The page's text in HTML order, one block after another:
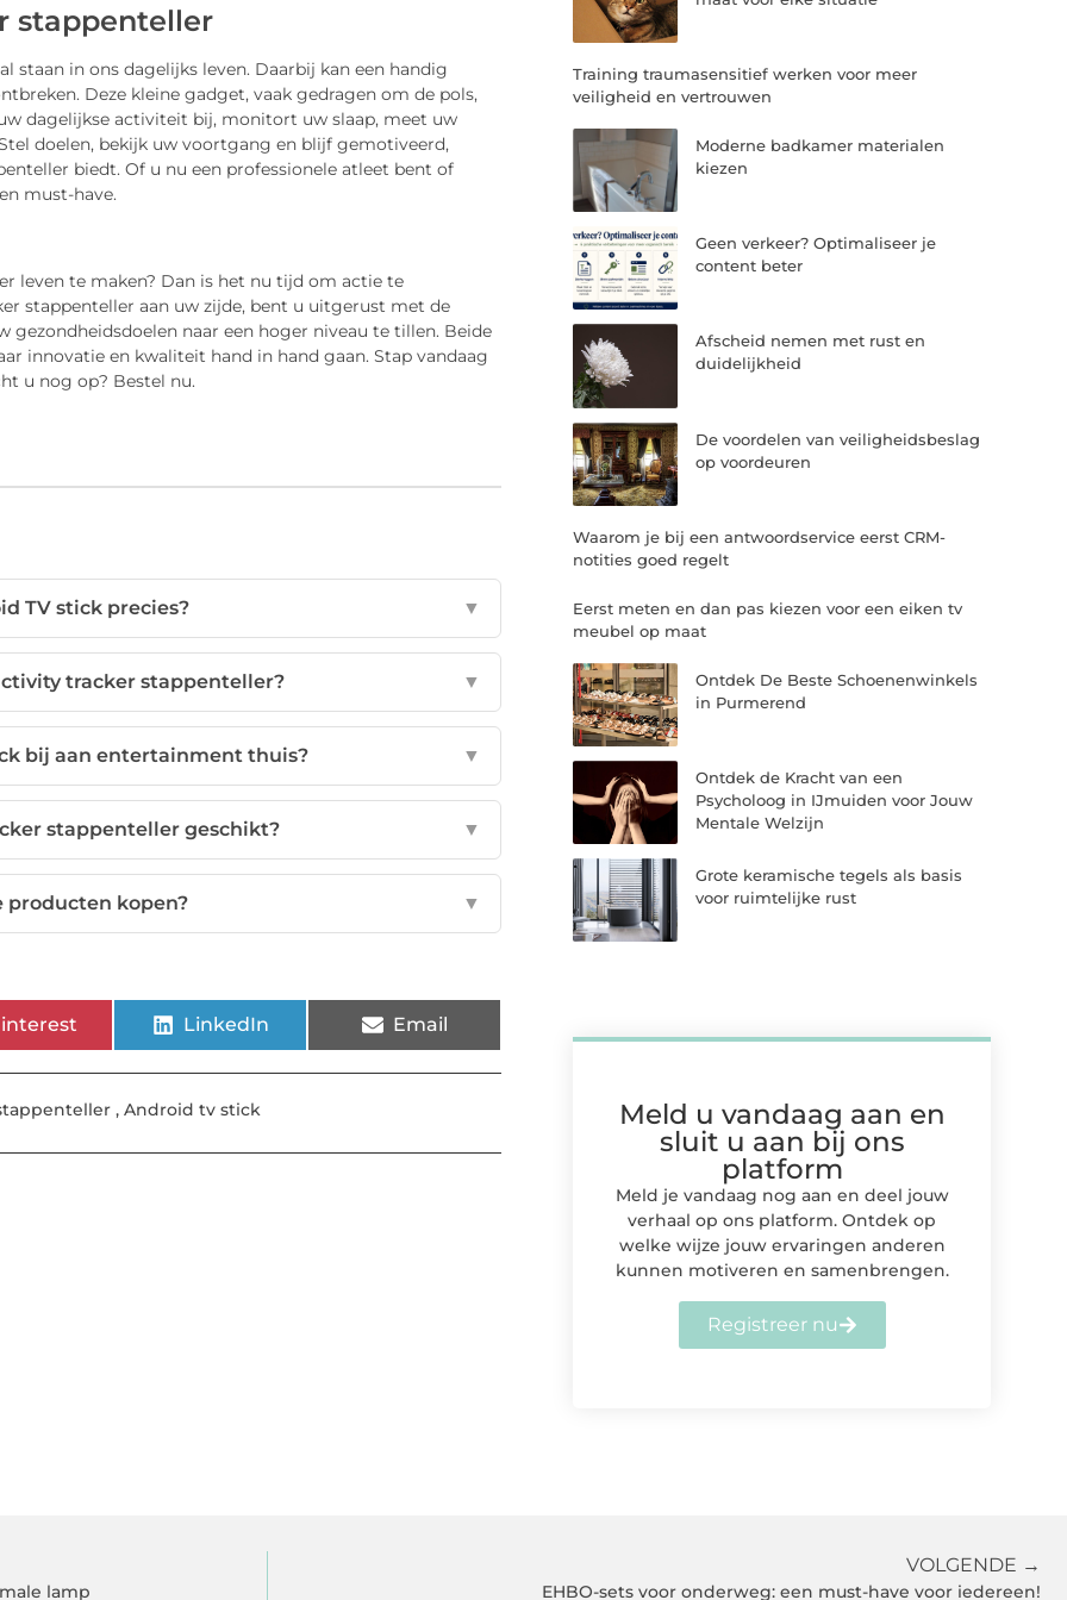
stappenteller
staan in ons dagelijks leven. Daarbij kan een handig
Deze kleine gadget, vaak gedragen om de pols,
dagelijkse activiteit bij, monitort uw slaap, meet uw
doelen, bekijk uw voortgang en blijf gemotiveerd,
biedt. Of u nu een professionele atleet bent of
must-have.
leven te maken? Dan is het nu tijd om actie te
stappenteller aan uw zijde, bent u uitgerust met de
naar een hoger niveau te tillen. Beide
innovatie en kwaliteit hand in hand gaan. Stap vandaag
u nog op? Bestel nu.
TV stick precies? ▼
tracker stappenteller? ▼
bij aan entertainment thuis? ▼
stappenteller geschikt? ▼
producten kopen? ▼
LinkedIn Email
,Android tv stick
Training traumasensitief werken voor meer
veiligheid en vertrouwen
Moderne badkamer materialen
kiezen
Geen verkeer? Optimaliseer je
content beter
Afscheid nemen met rust en
duidelijkheid
De voordelen van veiligheidsbeslag
op voordeuren
Waarom je bij een antwoordservice eerst CRM-
notities goed regelt
Eerst meten en dan pas kiezen voor een eiken tv
meubel op maat
Ontdek De Beste Schoenenwinkels
in Purmerend
Ontdek de Kracht van een
Psycholoog in IJmuiden voor Jouw
Mentale Welzijn
Grote keramische tegels als basis
voor ruimtelijke rust
Meld u vandaag aan en
sluit u aan bij ons
platform
Meld je vandaag nog aan en deel jouw
verhaal op ons platform. Ontdek op
welke wijze jouw ervaringen anderen
kunnen motiveren en samenbrengen.
Registreer nu
lamp
VOLGENDE →
EHBO-sets voor onderweg: een must-have voor iedereen!